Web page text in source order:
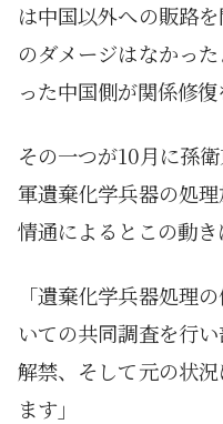
は中国以外への販路
のダメージはなかっ
った中国側が関係修復
その一つが10月に孫
軍遺棄化学兵器の処
情通によるとこの動き
「遺棄化学兵器処理
いての共同調査を行
解禁、そして元の状
ます」